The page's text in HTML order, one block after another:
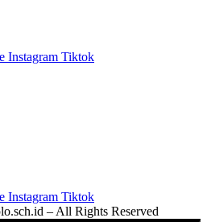
Instagram Tiktok
Instagram Tiktok
– All Rights Reserved